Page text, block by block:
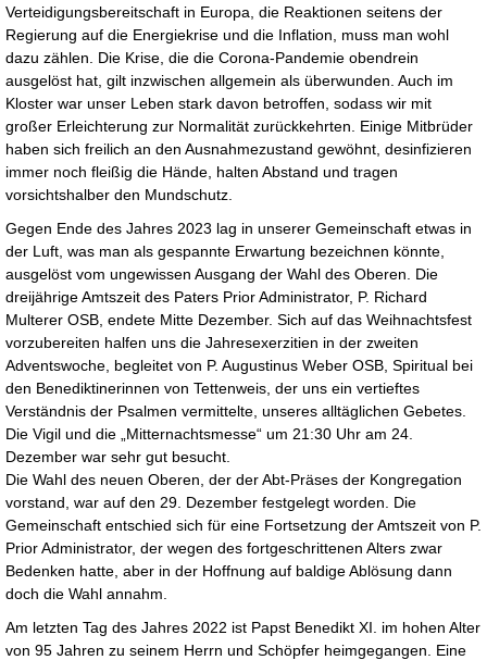
Verteidigungsbereitschaft in Europa, die Reaktionen seitens der
Regierung auf die Energiekrise und die Inflation, muss man wohl
dazu zählen. Die Krise, die die Corona-Pandemie obendrein
ausgelöst hat, gilt inzwischen allgemein als überwunden. Auch im
Kloster war unser Leben stark davon betroffen, sodass wir mit
großer Erleichterung zur Normalität zurückkehrten. Einige Mitbrüder
haben sich freilich an den Ausnahmezustand gewöhnt, desinfizieren
immer noch fleißig die Hände, halten Abstand und tragen
vorsichtshalber den Mundschutz.
Gegen Ende des Jahres 2023 lag in unserer Gemeinschaft etwas in
der Luft, was man als gespannte Erwartung bezeichnen könnte,
ausgelöst vom ungewissen Ausgang der Wahl des Oberen. Die
dreijährige Amtszeit des Paters Prior Administrator, P. Richard
Multerer OSB, endete Mitte Dezember. Sich auf das Weihnachtsfest
vorzubereiten halfen uns die Jahresexerzitien in der zweiten
Adventswoche, begleitet von P. Augustinus Weber OSB, Spiritual bei
den Benediktinerinnen von Tettenweis, der uns ein vertieftes
Verständnis der Psalmen vermittelte, unseres alltäglichen Gebetes.
Die Vigil und die „Mitternachtsmesse“ um 21:30 Uhr am 24.
Dezember war sehr gut besucht.
Die Wahl des neuen Oberen, der der Abt-Präses der Kongregation
vorstand, war auf den 29. Dezember festgelegt worden. Die
Gemeinschaft entschied sich für eine Fortsetzung der Amtszeit von P.
Prior Administrator, der wegen des fortgeschrittenen Alters zwar
Bedenken hatte, aber in der Hoffnung auf baldige Ablösung dann
doch die Wahl annahm.
Am letzten Tag des Jahres 2022 ist Papst Benedikt XI. im hohen Alter
von 95 Jahren zu seinem Herrn und Schöpfer heimgegangen. Eine